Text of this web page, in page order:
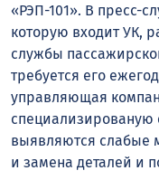
«РЭП-101». В пресс-
которую входит УК,
службы
требуется его
управляющая
специализированую
выявляются слабые
и замена деталей и